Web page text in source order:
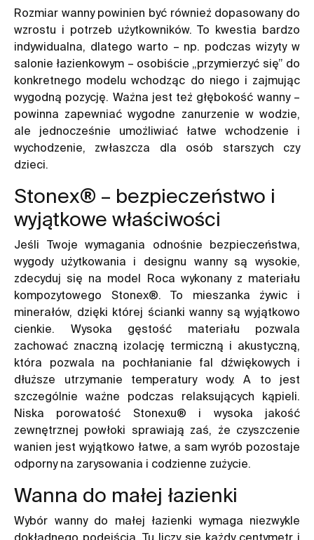
Rozmiar wanny powinien być również dopasowany do
wzrostu i potrzeb użytkowników. To kwestia bardzo
indywidualna, dlatego warto – np. podczas wizyty w
salonie łazienkowym – osobiście „przymierzyć się” do
konkretnego modelu wchodząc do niego i zajmując
wygodną pozycję. Ważna jest też głębokość wanny –
powinna zapewniać wygodne zanurzenie w wodzie,
ale jednocześnie umożliwiać łatwe wchodzenie i
wychodzenie, zwłaszcza dla osób starszych czy
dzieci.
Stonex® – bezpieczeństwo i
wyjątkowe właściwości
Jeśli Twoje wymagania odnośnie bezpieczeństwa,
wygody użytkowania i designu wanny są wysokie,
zdecyduj się na model Roca wykonany z materiału
kompozytowego Stonex®. To mieszanka żywic i
minerałów, dzięki której ścianki wanny są wyjątkowo
cienkie. Wysoka gęstość materiału pozwala
zachować znaczną izolację termiczną i akustyczną,
która pozwala na pochłanianie fal dźwiękowych i
dłuższe utrzymanie temperatury wody. A to jest
szczególnie ważne podczas relaksujących kąpieli.
Niska porowatość Stonexu® i wysoka jakość
zewnętrznej powłoki sprawiają zaś, że czyszczenie
wanien jest wyjątkowo łatwe, a sam wyrób pozostaje
odporny na zarysowania i codzienne zużycie.
Wanna do małej łazienki
Wybór wanny do małej łazienki wymaga niezwykle
dokładnego podejścia. Tu liczy się każdy centymetr i